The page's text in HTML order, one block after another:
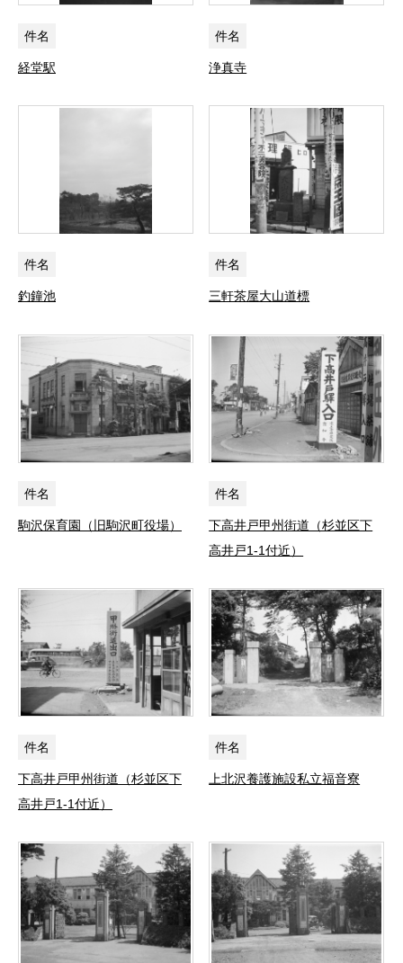
件名
経堂駅
件名
浄真寺
件名
釣鐘池
件名
三軒茶屋大山道標
件名
駒沢保育園（旧駒沢町役場）
件名
下高井戸甲州街道（杉並区下
高井戸1-1付近）
件名
下高井戸甲州街道（杉並区下
高井戸1-1付近）
件名
上北沢養護施設私立福音寮